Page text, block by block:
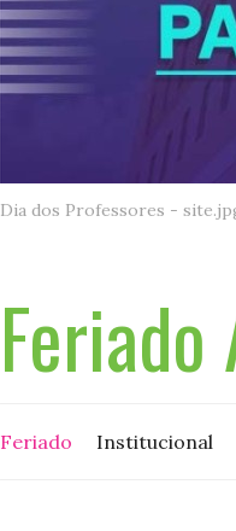
Dia dos Professores -
Feriado Institucional